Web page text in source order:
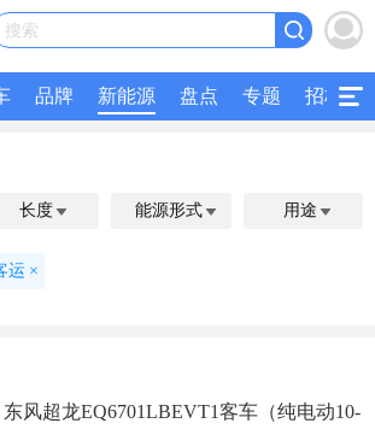
搜索
品牌 新能源 盘点 专题 招标
长度 能源形式 用途 
运 ×
东风超龙EQ6701LBEVT1客车（纯电动10-